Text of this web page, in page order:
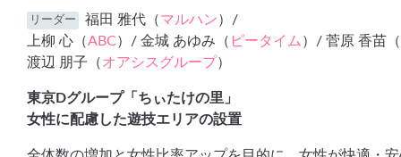
リーダー 福田 雅代（マルハン）/
上柳 心（ABC）/ 金城 あゆみ（ ピータイム ）/ 菅原 香苗（
渡辺 朋子（オアシスグループ）
東京Dグループ「ちぃたけの里」
女性に配慮した遊技エリアの設置